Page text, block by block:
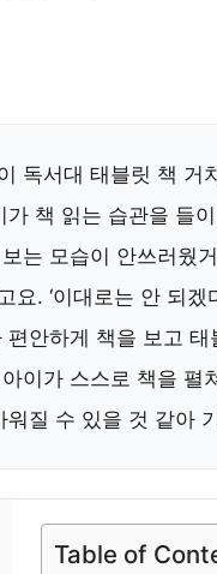
독서대 태블릿 책
가 책 읽는 습관을 들
는 모습이 안쓰러웠
요. ‘이대로는 안 되
안하게 책을 보고
이가 스스로 책을 펼
질 수 있을 것 같아
Table of